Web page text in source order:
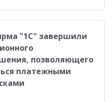
"1С" завершили
позволяющего
платежными